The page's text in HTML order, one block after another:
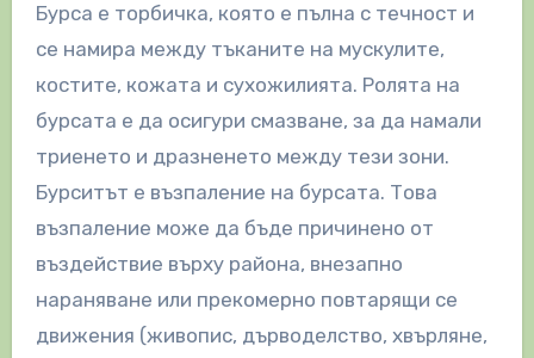
Бурса е торбичка, която е пълна с течност и
се намира между тъканите на мускулите,
костите, кожата и сухожилията. Ролята на
бурсата е да осигури смазване, за да намали
триенето и дразненето между тези зони.
Бурситът е възпаление на бурсата. Това
възпаление може да бъде причинено от
въздействие върху района, внезапно
нараняване или прекомерно повтарящи се
движения (живопис, дърводелство, хвърляне,